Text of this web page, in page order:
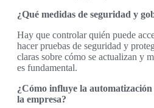
¿Qué medidas de seguridad y
Hay que controlar quién puede
hacer pruebas de seguridad y
claras sobre cómo se actualizan y
es fundamental.
¿Cómo influye la
la empresa?